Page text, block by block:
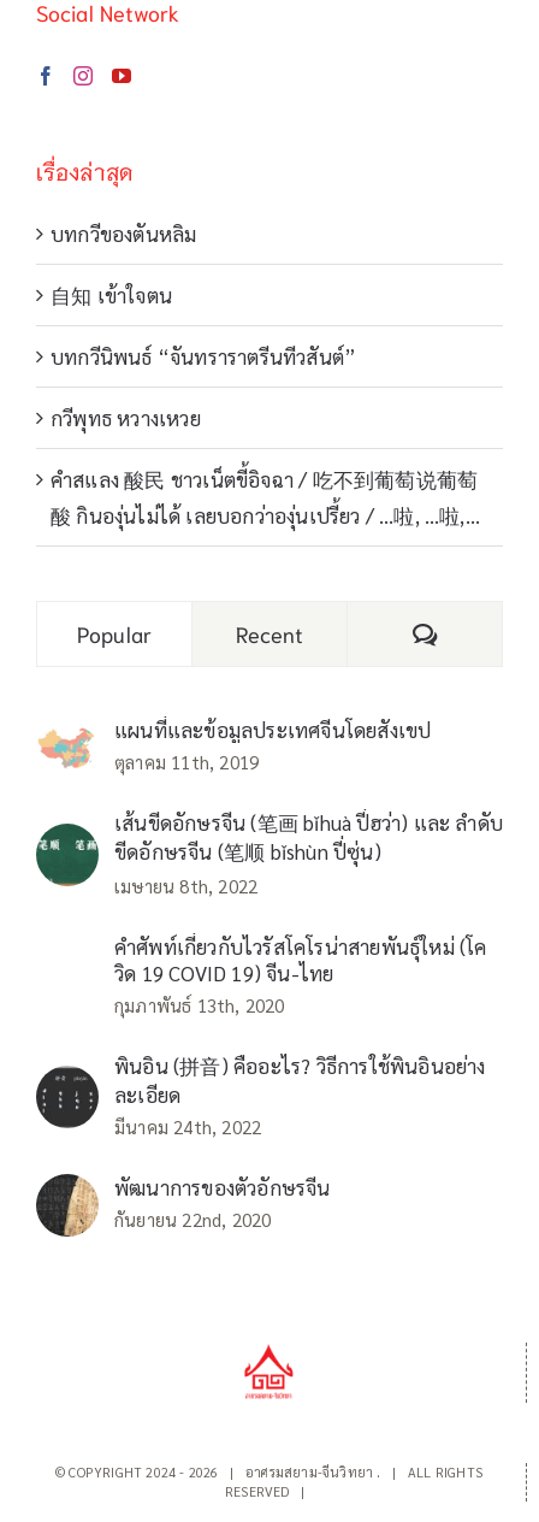
Social Network
เรื่องล่าสุด
บทกวีของตันหลิม
自知 เข้าใจตน
บทกวีนิพนธ์ “จันทราราตรีนทีวสันต์”
กวีพุทธ หวางเหวย
คำสแลง 酸民 ชาวเน็ตขี้อิจฉา / 吃不到葡萄说葡萄
酸 กินองุ่นไม่ได้ เลยบอกว่าองุ่นเปรี้ยว / …啦, …啦,…
Popular Recent Comments
แผนที่และข้อมูลประเทศจีนโดยสังเขป
ตุลาคม 11th, 2019
เส้นขีดอักษรจีน (笔画 bǐhuà ปี่ฮว่า) และ ลำดับ
ขีดอักษรจีน (笔顺 bǐshùn ปี่ซุ่น)
เมษายน 8th, 2022
คำศัพท์เกี่ยวกับไวรัสโคโรน่าสายพันธุ์ใหม่ (โค
วิด 19 COVID 19) จีน-ไทย
กุมภาพันธ์ 13th, 2020
พินอิน (拼音) คืออะไร? วิธีการใช้พินอินอย่าง
ละเอียด
มีนาคม 24th, 2022
พัฒนาการของตัวอักษรจีน
กันยายน 22nd, 2020
© COPYRIGHT 2024 - 2026 | อาศรมสยาม-จีนวิทยา .
| ALL RIGHTS
RESERVED |